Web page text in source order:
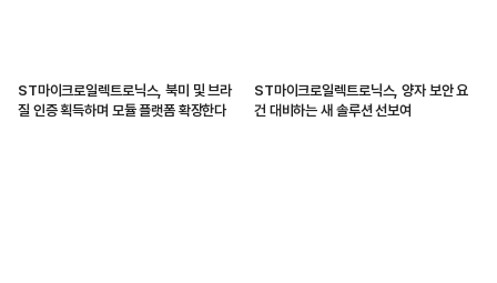
ST마이크로일렉트로닉스, 북미 및 브라
질 인증 획득하며 모듈 플랫폼 확장한다
ST마이크로일렉트로닉스, 양자 보안 요
건 대비하는 새 솔루션 선보여